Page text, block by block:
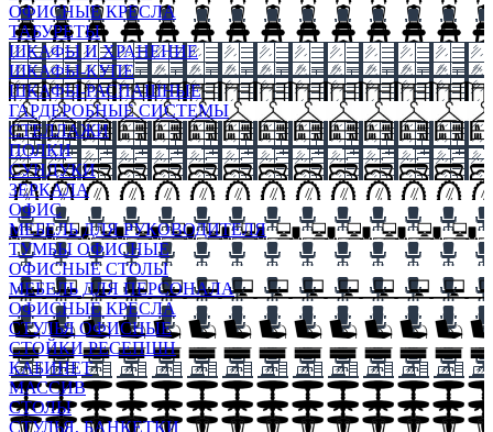
ОФИСНЫЕ КРЕСЛА
ТАБУРЕТЫ
ШКАФЫ И ХРАНЕНИЕ
ШКАФЫ-КУПЕ
ШКАФЫ-РАСПАШНЫЕ
ГАРДЕРОБНЫЕ СИСТЕМЫ
СТЕЛЛАЖИ
ПОЛКИ
СУНДУКИ
ЗЕРКАЛА
ОФИС
МЕБЕЛЬ ДЛЯ РУКОВОДИТЕЛЯ
ТУМБЫ ОФИСНЫЕ
ОФИСНЫЕ СТОЛЫ
МЕБЕЛЬ ДЛЯ ПЕРСОНАЛА
ОФИСНЫЕ КРЕСЛА
СТУЛЬЯ ОФИСНЫЕ
СТОЙКИ РЕСЕПШН
КАБИНЕТ
МАССИВ
СТОЛЫ
СТУЛЬЯ, БАНКЕТКИ